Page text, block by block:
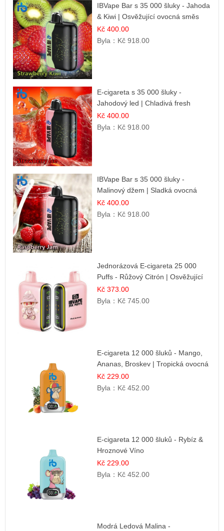
IBVape Bar s 35 000 šluky - Jahoda
& Kiwi | Osvěžující ovocná směs
Kč 400.00
Byla： Kč 918.00
E-cigareta s 35 000 šluky -
Jahodový led | Chladivá fresh
příchuť
Kč 400.00
Byla： Kč 918.00
IBVape Bar s 35 000 šluky -
Malinový džem | Sladká ovocná
příchuť
Kč 400.00
Byla： Kč 918.00
Jednorázová E-cigareta 25 000
Puffs - Růžový Citrón | Osvěžující
citrusová příchuť
Kč 373.00
Byla： Kč 745.00
E-cigareta 12 000 šluků - Mango,
Ananas, Broskev | Tropická ovocná
směs
Kč 229.00
Byla： Kč 452.00
E-cigareta 12 000 šluků - Rybíz &
Hroznové Víno
Kč 229.00
Byla： Kč 452.00
Modrá Ledová Malina -